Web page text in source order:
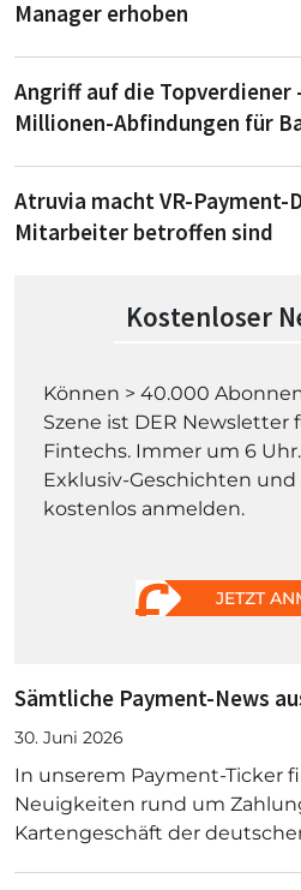
Manager erhoben
Angriff auf die Topverdiener
Millionen-Abfindungen für
Atruvia macht VR-Payment-
Mitarbeiter betroffen sind
Kostenloser
Können > 40.000
Szene ist DER Newsletter
Fintechs. Immer um 6
Exklusiv-Geschichten und
kostenlos anmelden.
JETZT
Sämtliche Payment-News
30. Juni 2026
In unserem Payment-Ticker
Neuigkeiten rund um
Kartengeschäft der